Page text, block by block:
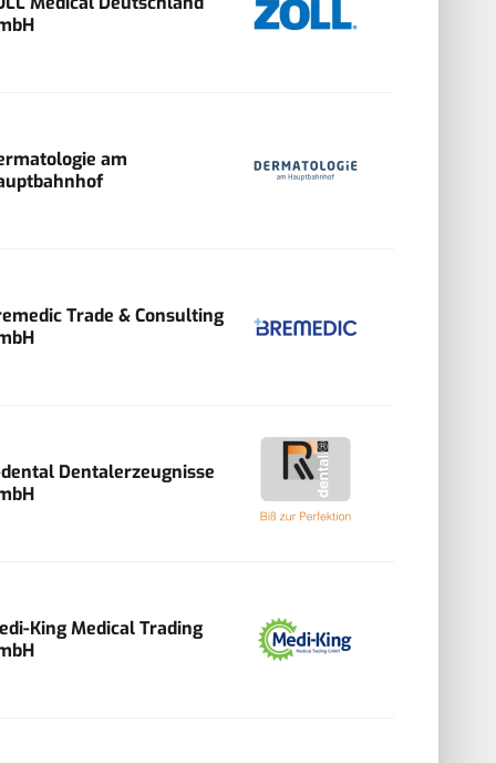
am
Trade & Consulting
dental Dentalerzeugnisse
King Medical Trading